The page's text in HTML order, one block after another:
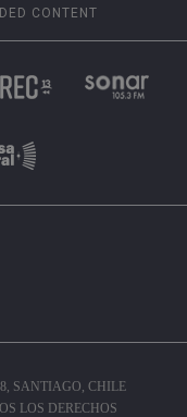
CONTENT
SANTIAGO, CHILE
LOS DERECHOS